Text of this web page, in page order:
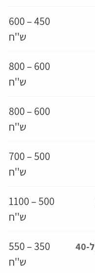
450 – 600
ש''ח
600 – 800
ש''ח
600 – 800
ש''ח
500 – 700
ש''ח
500 – 1100
ש''ח
מחיר תוספת מעקה במרפסת (ל-40
350 – 550
ש''ח